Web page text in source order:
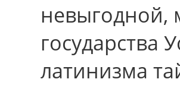
невыгодной,
государства
латинизма